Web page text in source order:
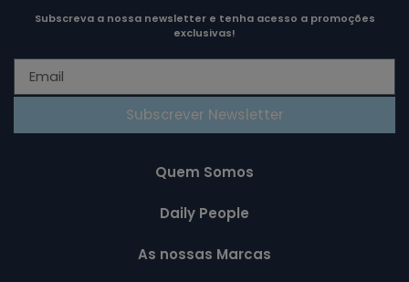
Subscreva a nossa newsletter e tenha acesso a promoções
exclusivas!
Subscrever Newsletter
Quem Somos
Daily People
As nossas Marcas